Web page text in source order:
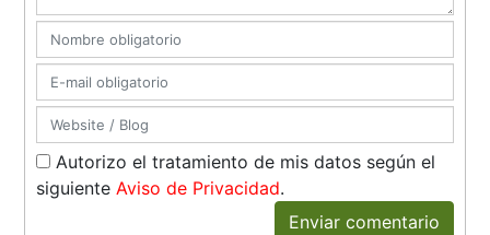
Autorizo el tratamiento de mis datos según el
siguienteAviso de Privacidad.
Enviar comentario